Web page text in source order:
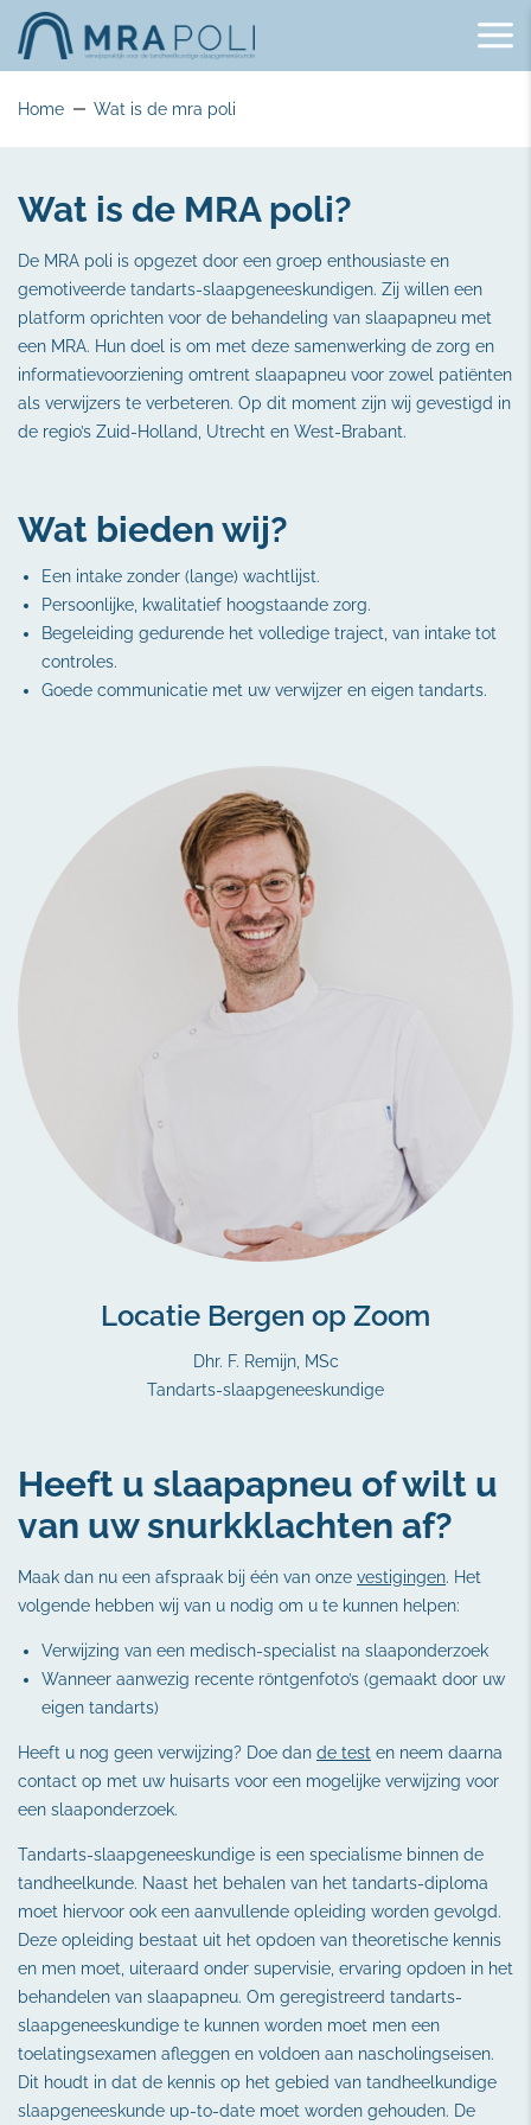
Home Wat is de mra poli
Wat is de MRA poli?
De MRA poli is opgezet door een groep enthousiaste en
gemotiveerde tandarts-slaapgeneeskundigen. Zij willen een
platform oprichten voor de behandeling van slaapapneu met
een MRA. Hun doel is om met deze samenwerking de zorg en
informatievoorziening omtrent slaapapneu voor zowel patiënten
als verwijzers te verbeteren. Op dit moment zijn wij gevestigd in
de regio’s Zuid-Holland, Utrecht en West-Brabant.
Wat bieden wij?
Een intake zonder (lange) wachtlijst.
Persoonlijke, kwalitatief hoogstaande zorg.
Begeleiding gedurende het volledige traject, van intake tot
controles.
Goede communicatie met uw verwijzer en eigen tandarts.
Locatie Bergen op Zoom
Dhr. F. Remijn, MSc
Tandarts-slaapgeneeskundige
Heeft u slaapapneu of wilt u
van uw snurkklachten af?
Maak dan nu een afspraak bij één van onze vestigingen. Het
volgende hebben wij van u nodig om u te kunnen helpen:
Verwijzing van een medisch-specialist na slaaponderzoek
Wanneer aanwezig recente röntgenfoto’s (gemaakt door uw
eigen tandarts)
Heeft u nog geen verwijzing? Doe dan de test en neem daarna
contact op met uw huisarts voor een mogelijke verwijzing voor
een slaaponderzoek.
Tandarts-slaapgeneeskundige is een specialisme binnen de
tandheelkunde. Naast het behalen van het tandarts-diploma
moet hiervoor ook een aanvullende opleiding worden gevolgd.
Deze opleiding bestaat uit het opdoen van theoretische kennis
en men moet, uiteraard onder supervisie, ervaring opdoen in het
behandelen van slaapapneu. Om geregistreerd tandarts-
slaapgeneeskundige te kunnen worden moet men een
toelatingsexamen afleggen en voldoen aan nascholingseisen.
Dit houdt in dat de kennis op het gebied van tandheelkundige
slaapgeneeskunde up-to-date moet worden gehouden. De